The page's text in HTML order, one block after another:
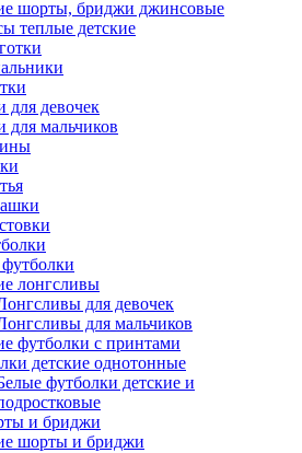
шорты, бриджи джинсовые
теплые детские
для девочек
для мальчиков
лонгсливы
для девочек
для мальчиков
футболки с принтами
детские однотонные
футболки детские и
и бриджи
шорты и бриджи